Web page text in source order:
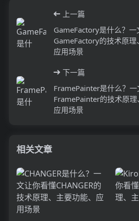
上一篇
GameFactory是什么？一
GameFactory的技术原理
应用场景
下一篇
FramePainter是什么？
FramePainter的技术原理
应用场景
相关文章